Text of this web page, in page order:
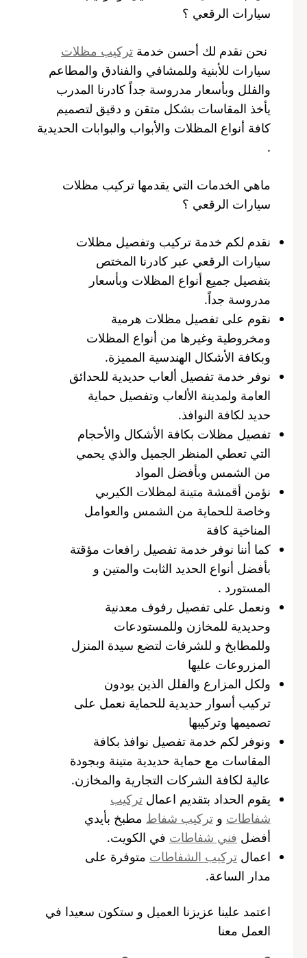
سيارات الرقعي ؟
نحن نقدم لك أحسن خدمة تركيب مظلات
سيارات للأبنية وللمشافي والفنادق والمطاعم
والفلل وبأسعار مدروسة جداً كادرنا المدرب
يأخذ المقاسات بشكل متقن و دقيق لتصميم
كافة أنواع المظلات والأبواب والبوابات الحديدية
.
ماهي الخدمات التي يقدمها تركيب مظلات
سيارات الرقعي ؟
نقدم لكم خدمة تركيب وتفصيل مظلات
سيارات الرقعي عبر كادرنا المختص
بتفصيل جميع أنواع المظلات وبأسعار
مدروسة جداً.
نقوم على تفصيل مظلات هرمية
ومخروطية وغيرها من أنواع المظلات
وبكافة الأشكال الهندسية المميزة.
نوفر خدمة تفصيل ألعاب حديدية للحدائق
العامة ولمدينة الألعاب وتفصيل حماية
حديد لكافة النوافذ.
تفصيل مظلات بكافة الأشكال والأحجام
التي تعطي المنظر الجميل والذي يحمي
من الشمس وبأفضل المواد
نؤمن أقمشة متينة لمظلات الكيربي
وخاصة للحماية من الشمس والعوامل
المناخية كافة
كما أننا نوفر خدمة تفصيل رافعات مؤقتة
بأفضل أنواع الحديد الثابت والمتين و
المستورد .
ونعمل على تفصيل رفوف معدنية
وحديدية للمخازن وللمستودعات
وللمطابخ و للشرفات لتضع سيدة المنزل
المزروعات عليها
ولكل المزارع والفلل الذين يودون
تركيب أسوار حديدية للحماية نعمل على
تصميمها وتركيبها
ونوفر لكم خدمة تفصيل نوافذ بكافة
المقاسات مع حماية حديدية متينة وبجودة
عالية لكافة الشركات التجارية والمخازن.
يقوم الحداد بتقديم اعمال تركيب
شفاطات و تركيب شفاط مطبخ بأيدي
أفضل فني شفاطات في الكويت.
اعمال تركيب الشفاطات متوفرة على
مدار الساعة.
اعتمد علينا عزيزنا العميل و ستكون سعيدا في
العمل معنا